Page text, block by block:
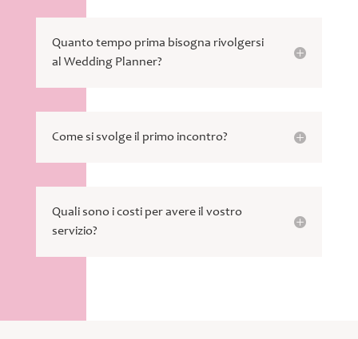
Quanto tempo prima bisogna rivolgersi
al Wedding Planner?
Come si svolge il primo incontro?
Quali sono i costi per avere il vostro
servizio?